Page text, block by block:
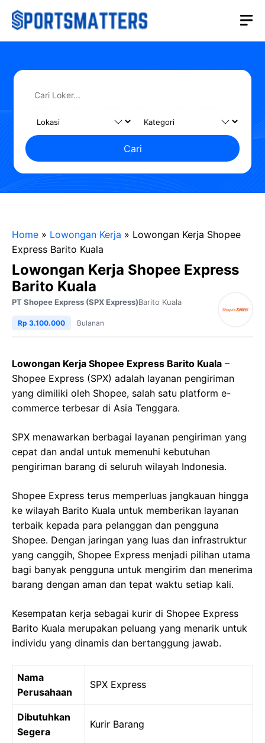
Langsung
Cari
Home » Lowongan Kerja » Lowongan Kerja Shopee
Express Barito Kuala
Lowongan Kerja Shopee Express
Barito Kuala
PT Shopee Express (SPX Express)Barito Kuala
Rp 3.100.000 Bulanan
Lowongan Kerja Shopee Express Barito Kuala –
Shopee Express (SPX) adalah layanan pengiriman
yang dimiliki oleh Shopee, salah satu platform e-
commerce terbesar di Asia Tenggara.
SPX menawarkan berbagai layanan pengiriman yang
cepat dan andal untuk memenuhi kebutuhan
pengiriman barang di seluruh wilayah Indonesia.
Shopee Express terus memperluas jangkauan hingga
ke wilayah Barito Kuala untuk memberikan layanan
terbaik kepada para pelanggan dan pengguna
Shopee. Dengan jaringan yang luas dan infrastruktur
yang canggih, Shopee Express menjadi pilihan utama
bagi banyak pengguna untuk mengirim dan menerima
barang dengan aman dan tepat waktu setiap kali.
Kesempatan kerja sebagai kurir di Shopee Express
Barito Kuala merupakan peluang yang menarik untuk
individu yang dinamis dan bertanggung jawab.
Nama
Perusahaan
SPX Express
Dibutuhkan
Segera
Kurir Barang